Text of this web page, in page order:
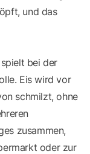
und das
bei der
Eis wird vor
schmilzt, ohne
zusammen,
oder zur